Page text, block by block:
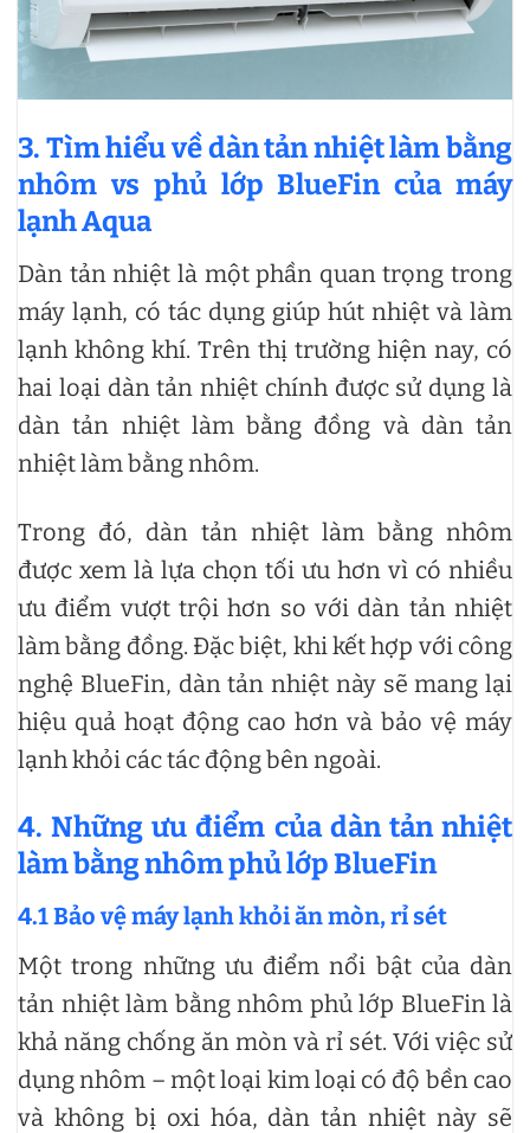
3. Tìm hiểu về dàn tản nhiệt làm bằng
nhôm vs phủ lớp BlueFin của máy
lạnh Aqua
Dàn tản nhiệt là một phần quan trọng trong
máy lạnh, có tác dụng giúp hút nhiệt và làm
lạnh không khí. Trên thị trường hiện nay, có
hai loại dàn tản nhiệt chính được sử dụng là
dàn tản nhiệt làm bằng đồng và dàn tản
nhiệt làm bằng nhôm.
Trong đó, dàn tản nhiệt làm bằng nhôm
được xem là lựa chọn tối ưu hơn vì có nhiều
ưu điểm vượt trội hơn so với dàn tản nhiệt
làm bằng đồng. Đặc biệt, khi kết hợp với công
nghệ BlueFin, dàn tản nhiệt này sẽ mang lại
hiệu quả hoạt động cao hơn và bảo vệ máy
lạnh khỏi các tác động bên ngoài.
4. Những ưu điểm của dàn tản nhiệt
làm bằng nhôm phủ lớp BlueFin
4.1 Bảo vệ máy lạnh khỏi ăn mòn, rỉ sét
Một trong những ưu điểm nổi bật của dàn
tản nhiệt làm bằng nhôm phủ lớp BlueFin là
khả năng chống ăn mòn và rỉ sét. Với việc sử
dụng nhôm – một loại kim loại có độ bền cao
và không bị oxi hóa, dàn tản nhiệt này sẽ